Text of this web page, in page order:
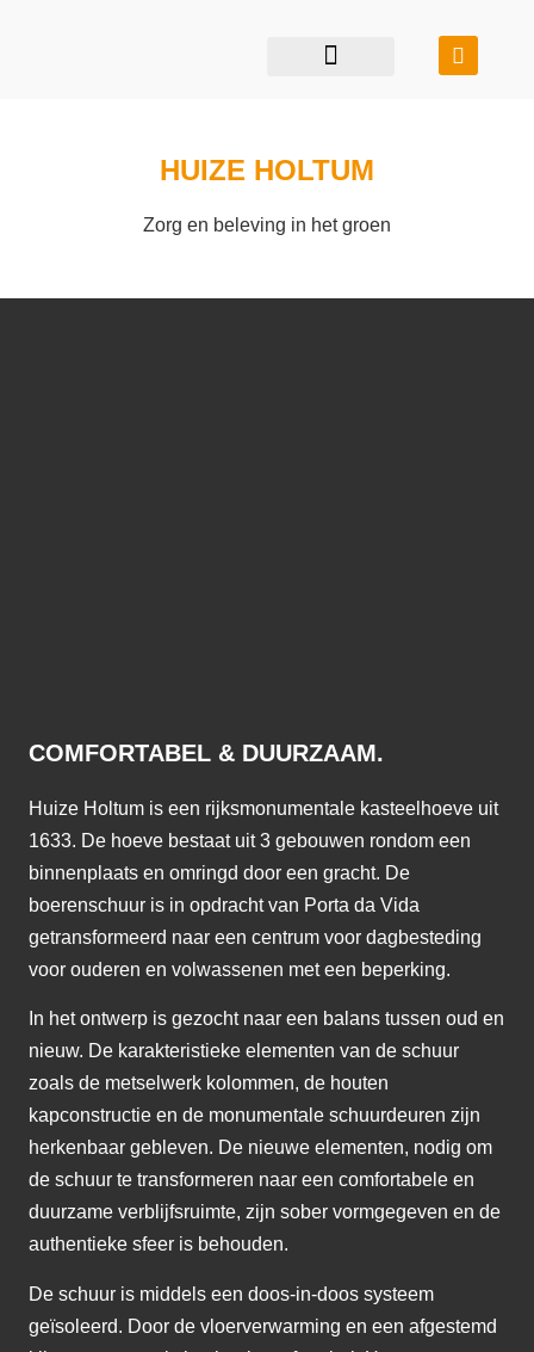
HUIZE HOLTUM
Zorg en beleving in het groen
COMFORTABEL & DUURZAAM.
Huize Holtum is een rijksmonumentale kasteelhoeve uit
1633. De hoeve bestaat uit 3 gebouwen rondom een
binnenplaats en omringd door een gracht. De
boerenschuur is in opdracht van Porta da Vida
getransformeerd naar een centrum voor dagbesteding
voor ouderen en volwassenen met een beperking.
In het ontwerp is gezocht naar een balans tussen oud en
nieuw. De karakteristieke elementen van de schuur
zoals de metselwerk kolommen, de houten
kapconstructie en de monumentale schuurdeuren zijn
herkenbaar gebleven. De nieuwe elementen, nodig om
de schuur te transformeren naar een comfortabele en
duurzame verblijfsruimte, zijn sober vormgegeven en de
authentieke sfeer is behouden.
De schuur is middels een doos-in-doos systeem
geïsoleerd. Door de vloerverwarming en een afgestemd